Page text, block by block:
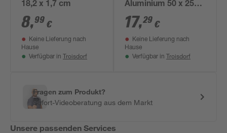
18,2 x 1,7 cm
8,99 €
Keine Lieferung nach
Hause
Verfügbar in Troisdorf
Aluminium 50 x 25
cm
17,29 €
Keine Lieferung nach
Hause
Verfügbar in Troisdorf
Fragen zum Produkt?
Sofort-Videoberatung aus dem Markt
Unsere passenden Services